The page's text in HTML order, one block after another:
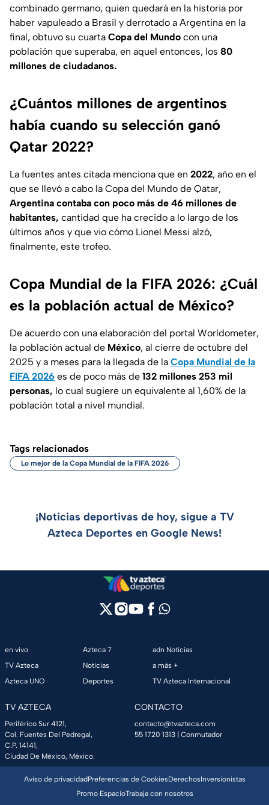
combinado germano, quien quedará en la historia por
haber vapuleado a Brasil y derrotado a Argentina en la
final, obtuvo su cuarta Copa del Mundo con una
población que superaba, en aquel entonces, los 80
millones de ciudadanos.
¿Cuántos millones de argentinos
había cuando su selección ganó
Qatar 2022?
La fuentes antes citada menciona que en 2022, año en el
que se llevó a cabo la Copa del Mundo de Qatar,
Argentina contaba con poco más de 46 millones de
habitantes, cantidad que ha crecido a lo largo de los
últimos años y que vio cómo Lionel Messi alzó,
finalmente, este trofeo.
Copa Mundial de la FIFA 2026: ¿Cuál
es la población actual de México?
De acuerdo con una elaboración del portal Worldometer,
la población actual de México, al cierre de octubre del
2025 y a meses para la llegada de la Copa Mundial de la
FIFA 2026 es de poco más de 132 millones 253 mil
personas, lo cual sugiere un equivalente al 1,60% de la
población total a nivel mundial.
Tags relacionados
Lo mejor de la Copa Mundial de la FIFA 2026
¡Noticias deportivas de hoy, sigue a TV
Azteca Deportes en Google News!
en vivo
TV Azteca
Azteca UNO
Azteca 7
Noticias
Deportes
adn Noticias
a más +
TV Azteca Internacional
TV AZTECA
Periférico Sur 4121,
Col. Fuentes Del Pedregal,
C.P. 14141,
Ciudad De México, México.
CONTACTO
contacto@tvazteca.com
55 1720 1313 | Conmutador
Aviso de privacidadPreferencias de CookiesDerechosInversionistas
Promo EspacioTrabaja con nosotros